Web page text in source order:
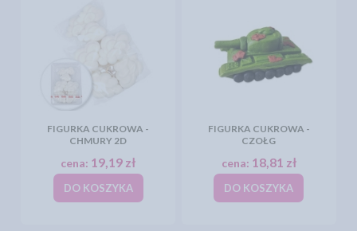
FIGURKA CUKROWA -
CHMURY 2D
cena: 19,19 zł
DO KOSZYKA
FIGURKA CUKROWA -
CZOŁG
cena: 18,81 zł
DO KOSZYKA